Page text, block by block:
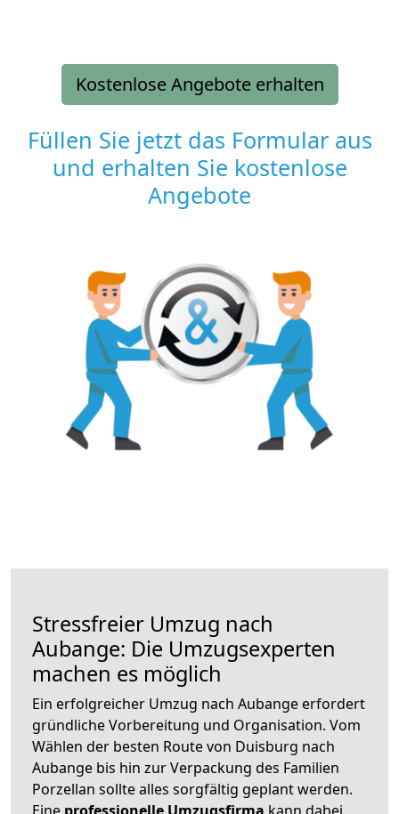
Kostenlose Angebote erhalten
Füllen Sie jetzt das Formular aus
und erhalten Sie kostenlose
Angebote
Stressfreier Umzug nach
Aubange: Die Umzugsexperten
machen es möglich
Ein erfolgreicher Umzug nach Aubange erfordert
gründliche Vorbereitung und Organisation. Vom
Wählen der besten Route von Duisburg nach
Aubange bis hin zur Verpackung des Familien
Porzellan sollte alles sorgfältig geplant werden.